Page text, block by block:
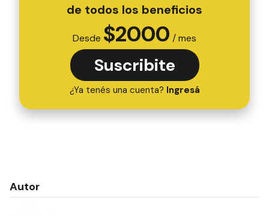
de todos los beneficios
Desde $2000 / mes
Suscribite
¿Ya tenés una cuenta? Ingresá
Autor